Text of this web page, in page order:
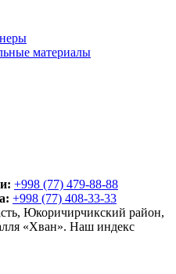
материалы
+998 (77) 479-88-88
+998 (77) 408-33-33
Юкоричирчикский район,
«Хван». Наш индекс